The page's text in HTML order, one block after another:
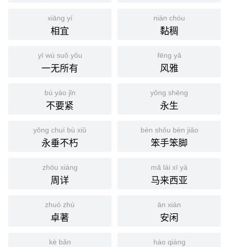
xiāng yí
相宜
nián chóu
黏稠
yī wú suǒ yǒu
一无所有
fēng yǎ
风雅
bú yào jǐn
不要紧
yǒng shēng
永生
yǒng chuí bù xiǔ
永垂不朽
bèn shǒu bèn jiǎo
笨手笨脚
zhōu xiáng
周详
mǎ lái xī yà
马来西亚
zhuó zhù
卓著
ān xián
安闲
kè bǎn háo qiáng